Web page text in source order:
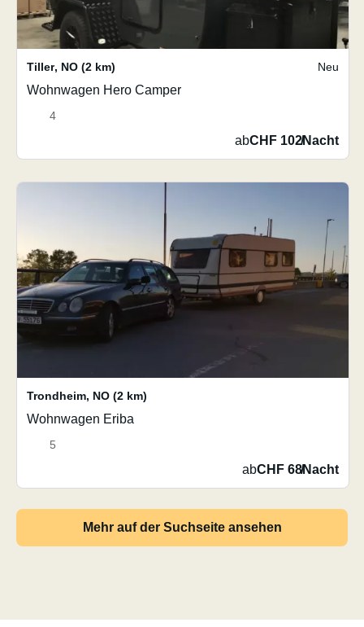
Tiller, NO (2 km) Neu
Wohnwagen Hero Camper
4
abCHF 102/Nacht
Trondheim, NO (2 km)
Wohnwagen Eriba
5
abCHF 68/Nacht
Mehr auf der Suchseite ansehen